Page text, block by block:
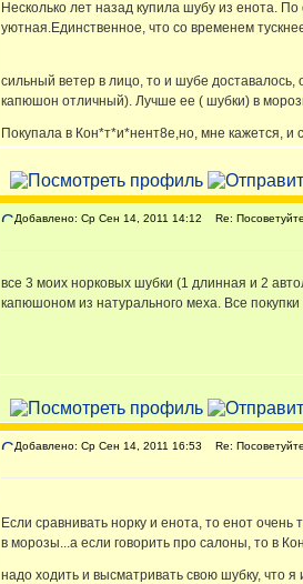
Несколько лет назад купила шубу из енота.
уютная.Единственное, что со временем
сильный ветер в лицо, то и шубе доставалось,
капюшон отличный). Лучше ее ( шубки) в
Покупала в Кон*т*и*нент8е,но, мне кажется,
Добавлено: Ср Сен 14, 2011 14:12 Re:
все 3 моих норковых шубки (1 длинная и 2
капюшоном из натурального меха. Все
Добавлено: Ср Сен 14, 2011 16:53 Re:
Если сравнивать норку и енота, то енот очень
в морозы...а если говорить про салоны, то в
надо ходить и высматривать свою шубку, что